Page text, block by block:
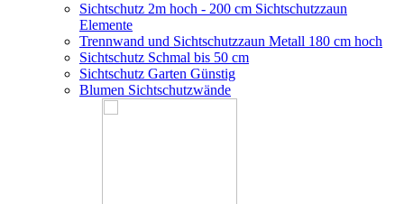
Sichtschutz 2m hoch - 200 cm Sichtschutzzaun
Elemente
Trennwand und Sichtschutzzaun Metall 180 cm hoch
Sichtschutz Schmal bis 50 cm
Sichtschutz Garten Günstig
Blumen Sichtschutzwände